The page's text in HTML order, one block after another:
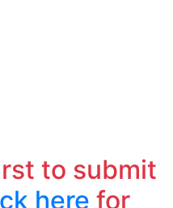
to submit
here for